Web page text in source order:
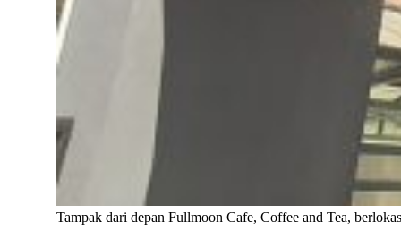
Tampak dari depan Fullmoon Cafe, Coffee and Tea,